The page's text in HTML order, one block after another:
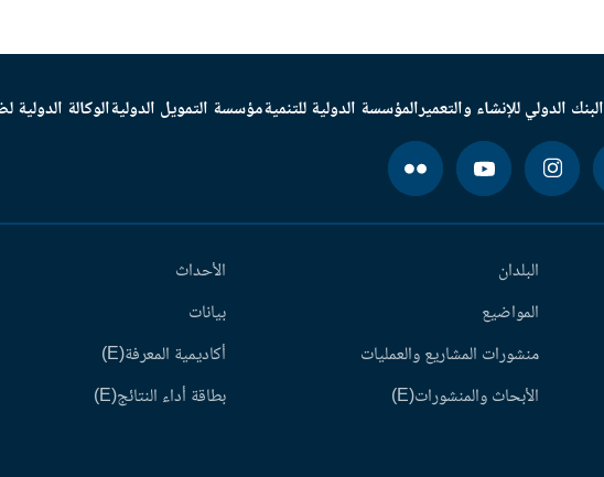
البنك الدولي للإنشاء والتعميرالمؤسسة الدولية للتنميةمؤسسة التمويل الدوليةالوكالة الدولية
البلدان
المواضيع
منشورات المشاريع والعمليات
الأبحاث والمنشورات(E)
الأحداث
بيانات
أكاديمية المعرفة(E)
بطاقة أداء النتائج(E)